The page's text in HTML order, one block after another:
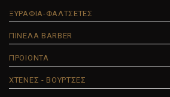
ΞΥΡΑΦΙΑ-ΦΑΛΤΣΕΤΕΣ
ΠΙΝΕΛΑ BARBER
ΠΡΟΙΟΝΤΑ
ΧΤΕΝΕΣ - ΒΟΥΡΤΣΕΣ